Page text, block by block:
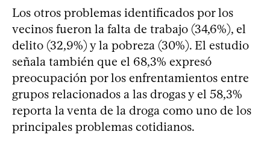
Los otros problemas identificados por los
vecinos fueron la falta de trabajo (34,6%), el
delito (32,9%) y la pobreza (30%). El estudio
señala también que el 68,3% expresó
preocupación por los enfrentamientos entre
grupos relacionados a las drogas y el 58,3%
reporta la venta de la droga como uno de los
principales problemas cotidianos.